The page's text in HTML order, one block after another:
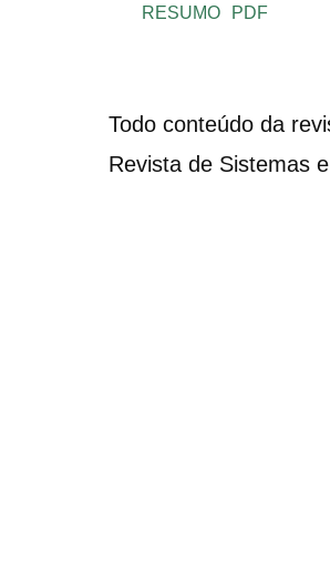
RESUMO PDF
Todo conteúdo da
Revista de Sistemas